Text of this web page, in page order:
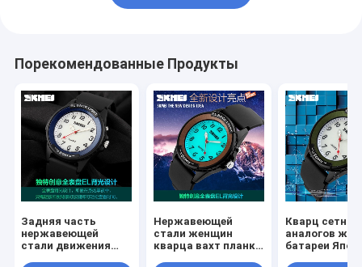
Порекомендованные Продукты
Задняя часть
нержавеющей
стали движения
Нержавеющей
стали женщин
кварца вахт планка
Кварц
аналогов
батареи